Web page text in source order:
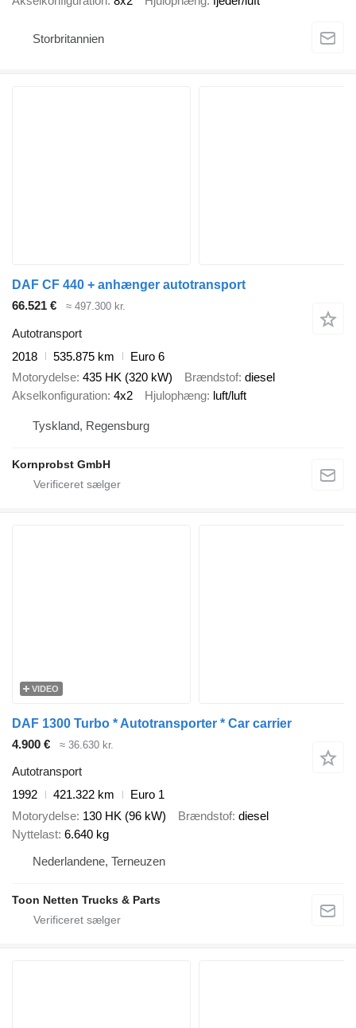
Storbritannien
DAF CF 440 + anhænger autotransport
66.521 €
≈ 497.300 kr.
Autotransport
2018
535.875 km
Euro 6
Motorydelse 435 HK (320 kW) Brændstof diesel
Akselkonfiguration 4x2 Hjulophæng luft/luft
Tyskland, Regensburg
Kornprobst GmbH
VIDEO
DAF 1300 Turbo * Autotransporter * Car carrier
4.900 €
≈ 36.630 kr.
Autotransport
1992
421.322 km
Euro 1
Motorydelse 130 HK (96 kW) Brændstof diesel
Nyttelast 6.640 kg
Nederlandene, Terneuzen
Toon Netten Trucks & Parts